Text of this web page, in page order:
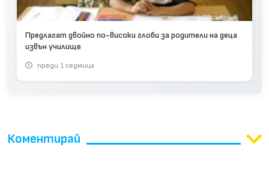
Предлагат двойно по-високи глоби за родители на деца
извън училище
преди 1 седмица
Коментирай